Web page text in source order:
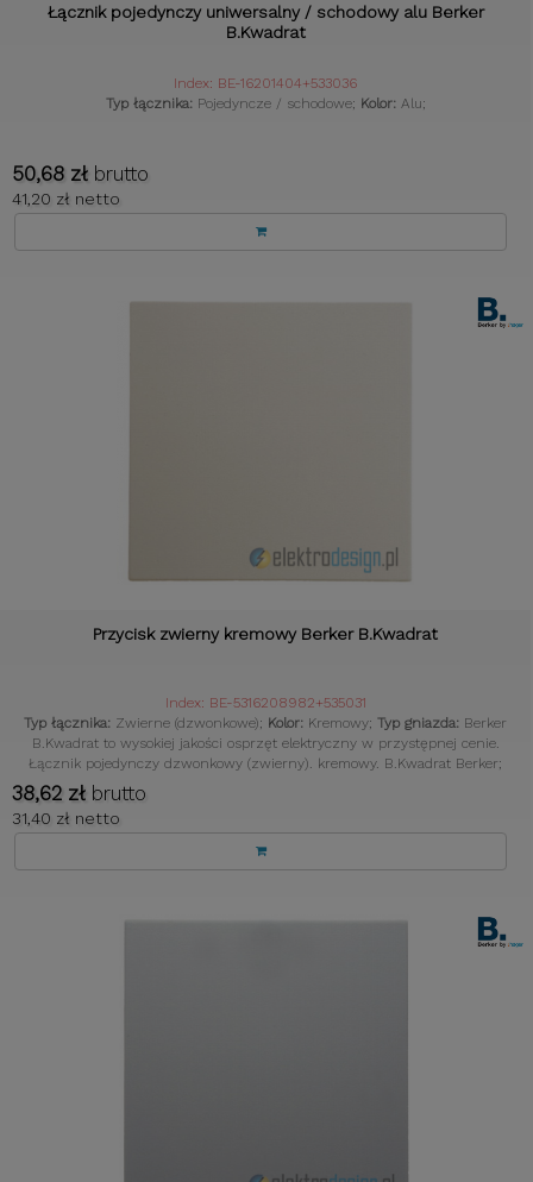
Łącznik pojedynczy uniwersalny / schodowy alu Berker
B.Kwadrat
Index: BE-16201404+533036
Typ łącznika: Pojedyncze / schodowe; Kolor: Alu;
50,68 zł brutto
41,20 zł netto
Przycisk zwierny kremowy Berker B.Kwadrat
Index: BE-5316208982+535031
Typ łącznika: Zwierne (dzwonkowe); Kolor: Kremowy; Typ gniazda: Berker
B.Kwadrat to wysokiej jakości osprzęt elektryczny w przystępnej cenie.
Łącznik pojedynczy dzwonkowy (zwierny). kremowy. B.Kwadrat Berker;
38,62 zł brutto
31,40 zł netto